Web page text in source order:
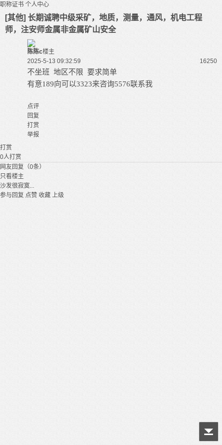
职称证书 个人中心
[其他] 长期诚聘中级采矿，地质，测量，通风，机电工程
师，注安师金属非金属矿山安全
陈陈c楼主
2025-5-13 09:32:59
16250
不坐班 地区不限 要求简单
有意189向可以3323来咨询5576联系我
点评
回复
打赏
举报
打赏
0人打赏
网友回复（0条）
只看楼主
沙发很寂寞...
参与回复 点赞 收藏 上级